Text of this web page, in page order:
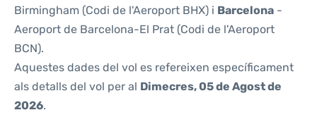
Birmingham (Codi de l'Aeroport BHX) i Barcelona -
Aeroport de Barcelona-El Prat (Codi de l'Aeroport
BCN).
Aquestes dades del vol es refereixen específicament
als detalls del vol per al Dimecres, 05 de Agost de
2026.